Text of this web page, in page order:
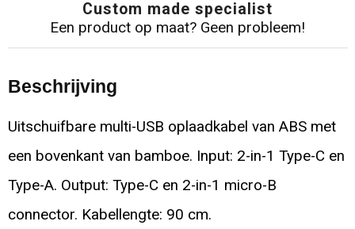
Custom made specialist
Een product op maat? Geen probleem!
Beschrijving
Uitschuifbare multi-USB oplaadkabel van ABS met
een bovenkant van bamboe. Input: 2-in-1 Type-C en
Type-A. Output: Type-C en 2-in-1 micro-B
connector. Kabellengte: 90 cm.